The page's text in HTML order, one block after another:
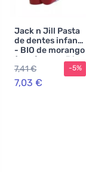
Jack n Jill Pasta
de dentes infantil
- BIO de morango
(50 g) - sem flúor,
com extracto de
calêndula
orgânica
7,41 €
7,03 €
-5%